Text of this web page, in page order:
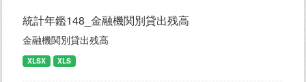
統計年鑑148_金融機関別貸出残高
金融機関別貸出残高
XLSX XLS